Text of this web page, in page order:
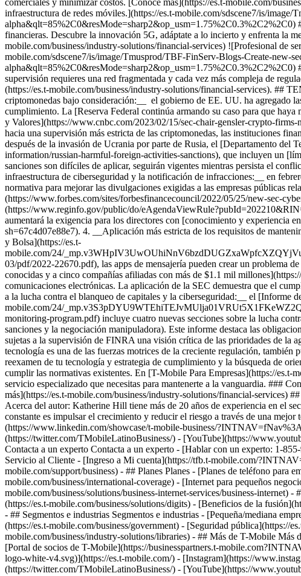
Contacta a un experto Contacta a un experto - [Hablar con un experto: 1-
Servicio al Cliente - [Ingreso a Mi cuenta](https://tfb.t-mobile.com/
mobile.com/support/business) - ## Planes Planes - [Planes de teléfono para
mobile.com/business/international-coverage) - [Internet para pequeños
mobile.com/business/solutions/business-internet-services/business-internet)
(https://es.t-mobile.com/business/solutions/digits) - [Beneficios de la
- ## Segmentos e industrias Segmentos e industrias - [Pequeña/mediana
(https://es.t-mobile.com/business/government) - [Seguridad pública](https://
mobile.com/business/industry-solutions/libraries) - ## Más de T-Mobile
[Portal de socios de T-Mobile](https://businesspartners.t-
logo-white-v4.svg)](https://es.t-mobile.com/) - [Instagram](https://
(https://twitter.com/TMobileLatinoBusiness/) - [YouTube](https://